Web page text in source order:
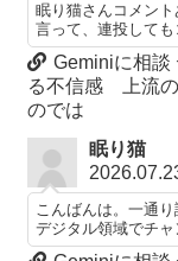
眠り猫さんコメン
言って、連投して
Geminiに相談
る不信感 上流の
のでは
眠り猫
こんばんは。一通
デジタル領域でチャ